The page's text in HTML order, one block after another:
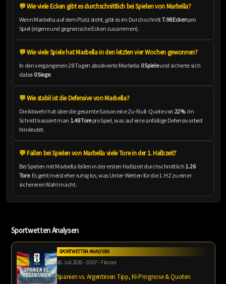
💬 Wie viele Ecken gibt es durchschnittlich bei Spielen von Marbella?
Wenn Marbella auf dem Platz steht, gibt es im Durchschnitt7.98 Eckenpro
Spiel (eigene und gegnerische Ecken zusammen).
💬 Wie viele Spiele hat Marbella in den letzten vier Wochen gewonnen?
In den vergangenen 28 Tagen absolvierte Marbella 0 Spieleund sicherte sich
dabei 0 Siege.
💬 Wie stabil ist die Defensive von Marbella?
Die Abwehr hat über die gesamte Saison eine Zu-Null-Quote von 22%. Im
Schnitt kassiert man 1.48 Torepro Spiel, was auf eine anfällige Defensivarbeit
hindeutet.
💬 Fallen bei Spielen von Marbella viele Tore in der 1. Halbzeit?
Bei Spielen mit Marbella fallen in der ersten Halbzeit durchschnittlich 1.26
Tore. Es geht meist eher ruhig los, was Unter-Wetten für die 1. HZ zu einer
sichereren Wahl macht.
Sportwetten Analysen
SPORTWETTEN ANALYSEN
16. Juli 2026 – 10:07 – Florian
Spanien vs. Argentinien Tipp, KI-Prognose & Quoten